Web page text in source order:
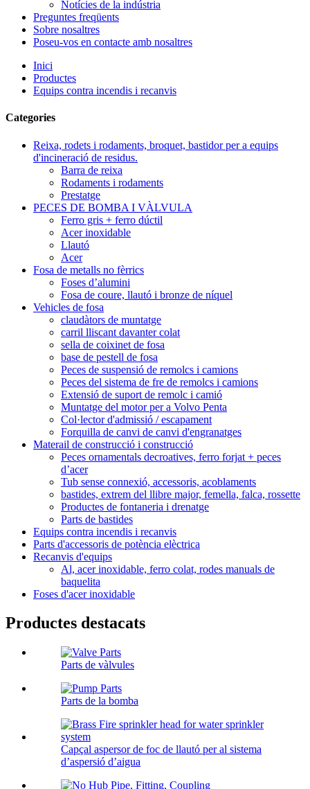
Notícies de la indústria
Preguntes freqüents
Sobre nosaltres
Poseu-vos en contacte amb nosaltres
Inici
Productes
Equips contra incendis i recanvis
Categories
Reixa, rodets i rodaments, broquet, bastidor per a equips
d'incineració de residus.
Barra de reixa
Rodaments i rodaments
Prestatge
PECES DE BOMBA I VÀLVULA
Ferro gris + ferro dúctil
Acer inoxidable
Llautó
Acer
Fosa de metalls no fèrrics
Foses d’alumini
Fosa de coure, llautó i bronze de níquel
Vehicles de fosa
claudàtors de muntatge
carril lliscant davanter colat
sella de coixinet de fosa
base de pestell de fosa
Peces de suspensió de remolcs i camions
Peces del sistema de fre de remolcs i camions
Extensió de suport de remolc i camió
Muntatge del motor per a Volvo Penta
Col·lector d'admissió / escapament
Forquilla de canvi de canvi d'engranatges
Materail de construcció i construcció
Peces ornamentals decroatives, ferro forjat + peces
d’acer
Tub sense connexió, accessoris, acoblaments
bastides, extrem del llibre major, femella, falca, rossette
Productes de fontaneria i drenatge
Parts de bastides
Equips contra incendis i recanvis
Parts d'accessoris de potència elèctrica
Recanvis d'equips
Al, acer inoxidable, ferro colat, rodes manuals de
baquelita
Foses d'acer inoxidable
Productes destacats
Parts de vàlvules
Parts de la bomba
Capçal aspersor de foc de llautó per al sistema
d’aspersió d’aigua